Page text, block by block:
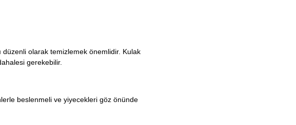
düzenli olarak temizlemek önemlidir. Kulak
gerekebilir.
beslenmeli ve yiyecekleri göz önünde